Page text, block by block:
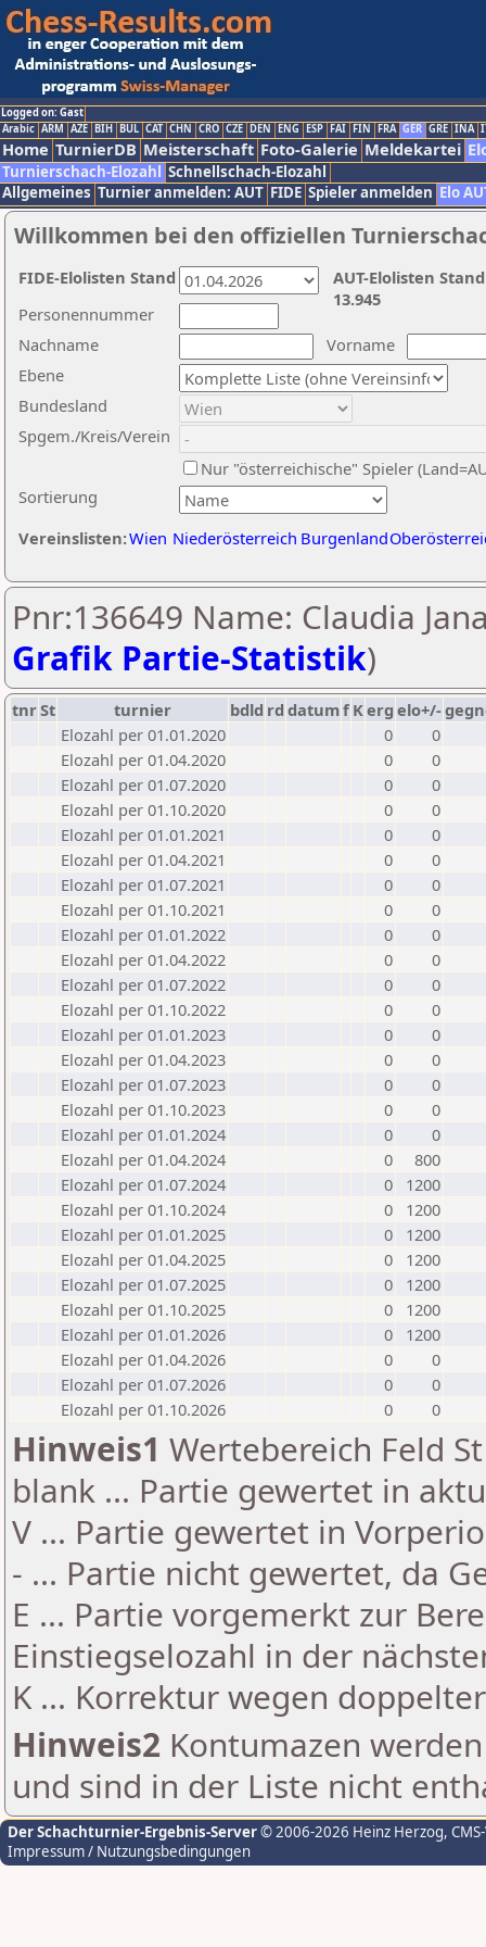
Logged on: Gast
Arabic ARM AZE BIH BUL CAT CHN CRO CZE DEN ENG ESP FAI FIN FRA GER GRE INA
Home TurnierDB Meisterschaft Foto-Galerie Meldekartei
Turnierschach-Elozahl Schnellschach-Elozahl
Allgemeines Turnier anmelden: AUT FIDE Spieler anmelden Elo
Willkommen bei den offiziellen
Nachname
Vorname
Ebene
Sortierung
Personennummer
Bundesland
Spgem./Kreis/Verein
Nur "österreichische" Spieler
Vereinslisten:Wien Niederösterreich Burgenland
AUT-Elolisten
13.945
FIDE-Elolisten Stand
Pnr:136649 Name: Claudia
Grafik Partie-Statistik)
tnrSt turnier bdld rd datumf Kerg elo+/-
Elozahl per 01.01.2020
0
0
Elozahl per 01.04.2020
0
0
Elozahl per 01.07.2020
0
0
Elozahl per 01.10.2020
0
0
Elozahl per 01.01.2021
0
0
Elozahl per 01.04.2021
0
0
Elozahl per 01.07.2021
0
0
Elozahl per 01.10.2021
0
0
Elozahl per 01.01.2022
0
0
Elozahl per 01.04.2022
0
0
Elozahl per 01.07.2022
0
0
Elozahl per 01.10.2022
0
0
Elozahl per 01.01.2023
0
0
Elozahl per 01.04.2023
0
0
Elozahl per 01.07.2023
0
0
Elozahl per 01.10.2023
0
0
Elozahl per 01.01.2024
0
0
Elozahl per 01.04.2024
0
800
Elozahl per 01.07.2024
0
1200
Elozahl per 01.10.2024
0
1200
Elozahl per 01.01.2025
0
1200
Elozahl per 01.04.2025
0
1200
Elozahl per 01.07.2025
0
1200
Elozahl per 01.10.2025
0
1200
Elozahl per 01.01.2026
0
1200
Elozahl per 01.04.2026
0
0
Elozahl per 01.07.2026
0
0
Elozahl per 01.10.2026
0 0
Hinweis1 Wertebereich Feld
blank ... Partie gewertet in
V ... Partie gewertet in
- ... Partie nicht gewertet, da
E ... Partie vorgemerkt zur
Einstiegselozahl in der
K ... Korrektur wegen
Hinweis2 Kontumazen
und sind in der Liste nicht
Der Schachturnier-Ergebnis-Server© 2006-2026 Heinz Herzog,
Impressum / Nutzungsbedingungen